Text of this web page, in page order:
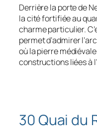
Derrière la porte de
la cité fortifiée au
charme particulier.
permet d’admirer
où la pierre
constructions liées à
30 Quai du